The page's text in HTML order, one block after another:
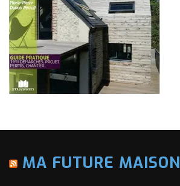
MA FUTURE MAISON